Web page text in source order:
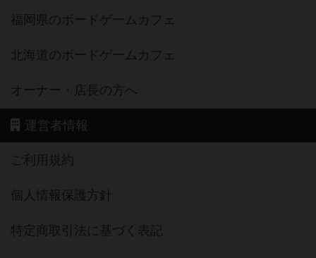
福岡県のボードゲームカフェ
北海道のボードゲームカフェ
オーナー・店長の方へ
運営者情報
ご利用規約
個人情報保護方針
特定商取引法に基づく表記